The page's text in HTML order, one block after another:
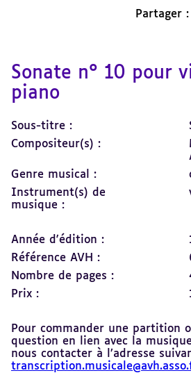
Partager :
Sonate n° 10 pour
piano
Sous-titre :
Compositeur(s) :
Genre musical :
Instrument(s) de
musique :
Année d'édition :
Référence AVH :
Nombre de pages :
Prix :
Pour commander une partition
question en lien avec la
nous contacter à l’adresse